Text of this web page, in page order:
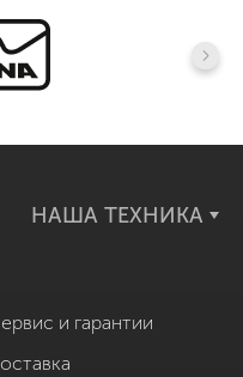
НАША ТЕХНИКА
и гарантии